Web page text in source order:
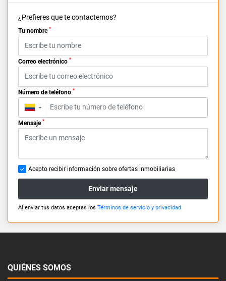
¿Prefieres que te contactemos?
Tu nombre *
Correo electrónico *
Número de teléfono *
▼
Mensaje *
Acepto recibir información sobre ofertas inmobiliarias
Enviar mensaje
Al enviar tus datos aceptas los Términos de servicio y privacidad
QUIÉNES SOMOS